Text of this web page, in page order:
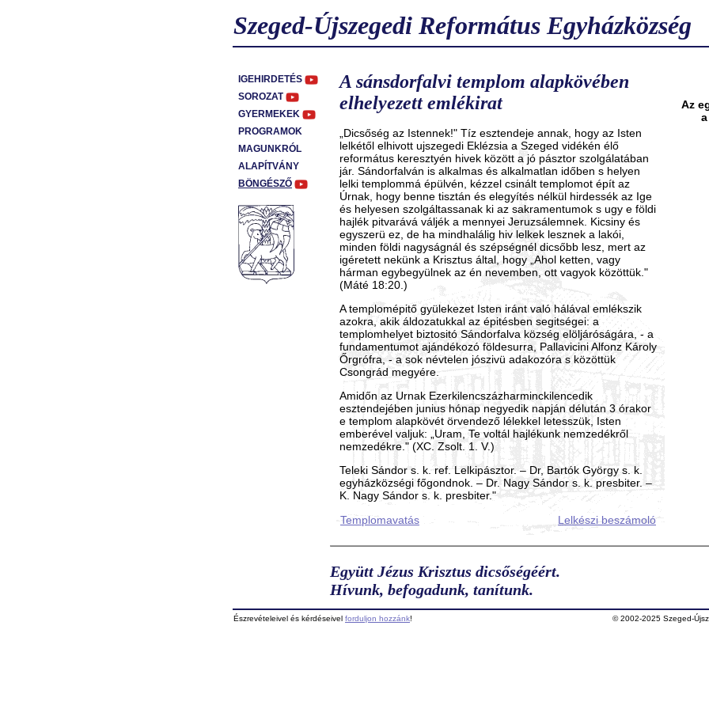
Szeged-Újszegedi Református Egyházközség
IGEHIRDETÉS
SOROZAT
GYERMEKEK
PROGRAMOK
MAGUNKRÓL
ALAPÍTVÁNY
BÖNGÉSZŐ
A sánsdorfalvi templom alapkövében
elhelyezett emlékirat
„Dicsőség az Istennek!" Tíz esztendeje annak, hogy az Isten
lelkétől elhivott ujszegedi Eklézsia a Szeged vidékén élő
református keresztyén hivek között a jó pásztor szolgálatában
jár. Sándorfalván is alkalmas és alkalmatlan időben s helyen
lelki templommá épülvén, kézzel csinált templomot épít az
Úrnak, hogy benne tisztán és elegyítés nélkül hirdessék az Ige
és helyesen szolgáltassanak ki az sakramentumok s ugy e földi
hajlék pitvarává váljék a mennyei Jeruzsálemnek. Kicsiny és
egyszerü ez, de ha mindhalálig hiv lelkek lesznek a lakói,
minden földi nagyságnál és szépségnél dicsőbb lesz, mert az
igéretett nekünk a Krisztus által, hogy „Ahol ketten, vagy
hárman egybegyülnek az én nevemben, ott vagyok közöttük."
(Máté 18:20.)
A templomépitő gyülekezet Isten iránt való hálával emlékszik
azokra, akik áldozatukkal az épitésben segitségei: a
templomhelyet biztositó Sándorfalva község elöljáróságára, - a
fundamentumot ajándékozó földesurra, Pallavicini Alfonz Károly
Őrgrófra, - a sok névtelen jószivü adakozóra s közöttük
Csongrád megyére.
Amidőn az Urnak Ezerkilencszázharminckilencedik
esztendejében junius hónap negyedik napján délután 3 órakor
e templom alapkövét örvendező lélekkel letesszük, Isten
emberével valjuk: „Uram, Te voltál hajlékunk nemzedékről
nemzedékre." (XC. Zsolt. 1. V.)
Teleki Sándor s. k. ref. Lelkipásztor. – Dr, Bartók György s. k.
egyházközségi főgondnok. – Dr. Nagy Sándor s. k. presbiter. –
K. Nagy Sándor s. k. presbiter."
Templomavatás
Lelkészi beszámoló
Az
Együtt Jézus Krisztus dicsőségéért.
Hívunk, befogadunk, tanítunk.
Észrevételeivel és kérdéseivel forduljon hozzánk! © 2002-2025 Szeged-